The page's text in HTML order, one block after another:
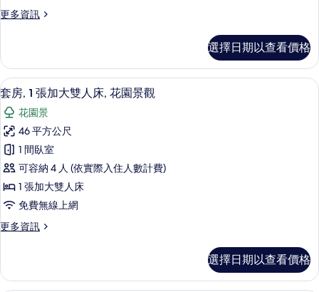
所
相
片
更多資訊
更
套
房
的
詳
情
選擇日期以查看價格
顯
示
套
房,
張
加
大
雙
床,
花
9
套房, 1 張加大雙人床, 花園景觀
花園景
46 平方公尺
1 間臥室
可容納 4 人 (依實際入住人數計費)
1 張加大雙人床
免費無線上網
更多資訊
更
1
選擇日期以查看價格